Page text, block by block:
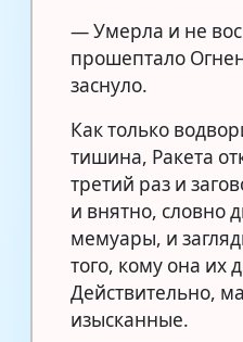
— Умерла и не
прошептало
заснуло.
Как только
тишина, Ракета
третий раз и
и внятно, словно
мемуары, и
того, кому она их
Действительно,
изысканные.